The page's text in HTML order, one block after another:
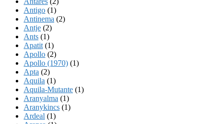
Antigo (1)
Antinema (2)
Antje (2)
Ants (1)
Apatit (1)
Apollo (2)
Apollo (1970) (1)
Apta (2)
Aquila (1)
Aquila-Mutante (1)
Aranyalma (1)
Aranykincs (1)
Ardeal (1)